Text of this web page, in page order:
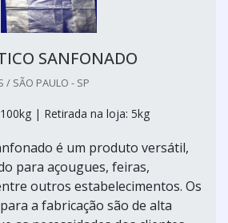
SANFONADO
/ SÃO PAULO - SP
| Retirada na loja: 5kg
é um produto versátil,
para açougues, feiras,
outros estabelecimentos. Os
a fabricação são de alta